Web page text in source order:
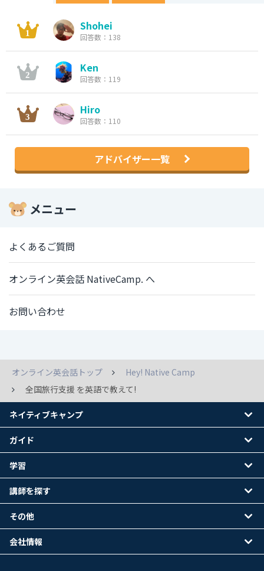
Shohei
回答数：138
Ken
回答数：119
Hiro
回答数：110
アドバイザー一覧
メニュー
よくあるご質問
オンライン英会話 NativeCamp. へ
お問い合わせ
オンライン英会話トップ
Hey! Native Camp
全国旅行支援 を英語で教えて!
ネイティブキャンプ
ガイド
学習
講師を探す
その他
会社情報